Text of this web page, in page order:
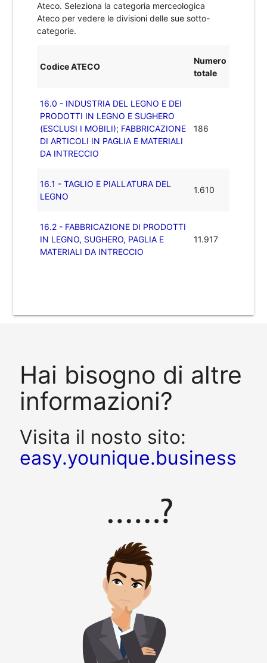
Ateco. Seleziona la categoria merceologica
Ateco per vedere le divisioni delle sue sotto-
categorie.
Codice ATECO
Numero
totale
16.0 - INDUSTRIA DEL LEGNO E DEI
PRODOTTI IN LEGNO E SUGHERO
(ESCLUSI I MOBILI); FABBRICAZIONE
DI ARTICOLI IN PAGLIA E MATERIALI
DA INTRECCIO
186
16.1 - TAGLIO E PIALLATURA DEL
LEGNO
1.610
16.2 - FABBRICAZIONE DI PRODOTTI
IN LEGNO, SUGHERO, PAGLIA E
MATERIALI DA INTRECCIO
11.917
Hai bisogno di altre
informazioni?
Visita il nosto sito:
easy.younique.business